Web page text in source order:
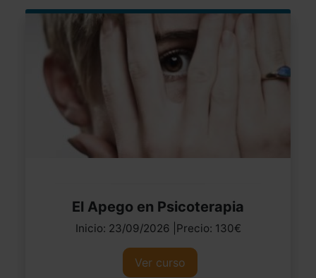
El Apego en Psicoterapia
Inicio: 23/09/2026 |Precio: 130€
Ver curso